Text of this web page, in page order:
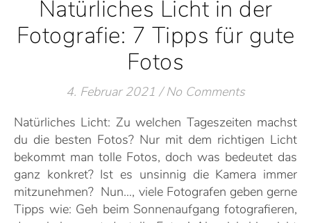
Natürliches Licht in der
Fotografie: 7 Tipps für gute
Fotos
4. Februar 2021 / No Comments
Natürliches Licht: Zu welchen Tageszeiten machst
du die besten Fotos? Nur mit dem richtigen Licht
bekommt man tolle Fotos, doch was bedeutet das
ganz konkret? Ist es unsinnig die Kamera immer
mitzunehmen? Nun…, viele Fotografen geben gerne
Tipps wie: Geh beim Sonnenaufgang fotografieren,